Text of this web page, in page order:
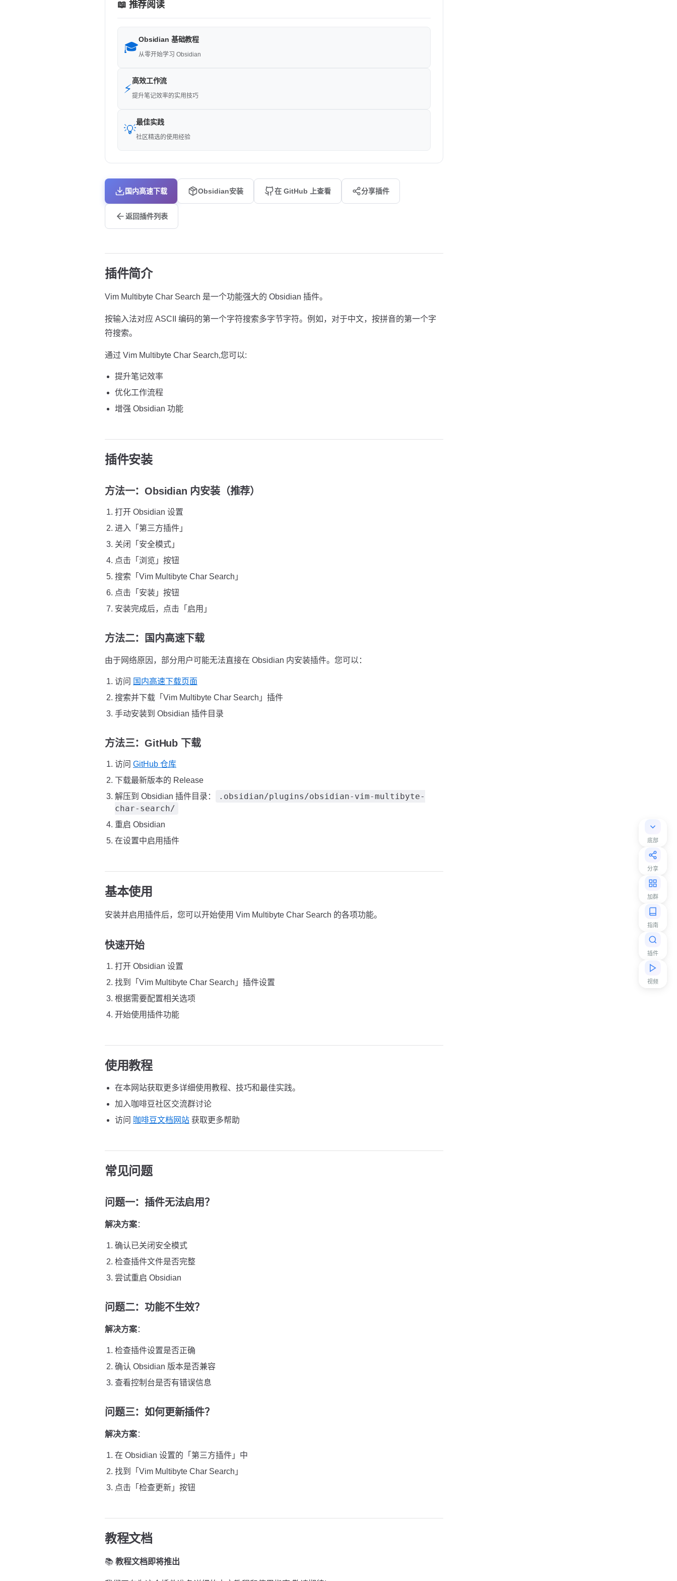
底部
分享
加群
指南
插件
视频
📖 推荐阅读
🎓
Obsidian 基础教程
从零开始学习 Obsidian
⚡
高效工作流
提升笔记效率的实用技巧
💡
最佳实践
社区精选的使用经验
国内高速下载 Obsidian安装 在 GitHub 上查看 分享插件
返回插件列表
插件简介
Vim Multibyte Char Search 是一个功能强大的 Obsidian 插件。
按输入法对应 ASCII 编码的第一个字符搜索多字节字符。例如，对于中文，按拼音的第一个字
符搜索。
通过 Vim Multibyte Char Search,您可以:
提升笔记效率
优化工作流程
增强 Obsidian 功能
插件安装
方法一：Obsidian 内安装（推荐）
打开 Obsidian 设置
进入「第三方插件」
关闭「安全模式」
点击「浏览」按钮
搜索「Vim Multibyte Char Search」
点击「安装」按钮
安装完成后，点击「启用」
方法二：国内高速下载
由于网络原因，部分用户可能无法直接在 Obsidian 内安装插件。您可以：
访问 国内高速下载页面
搜索并下载「Vim Multibyte Char Search」插件
手动安装到 Obsidian 插件目录
方法三：GitHub 下载
访问 GitHub 仓库
下载最新版本的 Release
解压到 Obsidian 插件目录：
.obsidian/plugins/obsidian-vim-multibyte-
char-search/
重启 Obsidian
在设置中启用插件
基本使用
安装并启用插件后，您可以开始使用 Vim Multibyte Char Search 的各项功能。
快速开始
打开 Obsidian 设置
找到「Vim Multibyte Char Search」插件设置
根据需要配置相关选项
开始使用插件功能
使用教程
在本网站获取更多详细使用教程、技巧和最佳实践。
加入咖啡豆社区交流群讨论
访问 咖啡豆文档网站 获取更多帮助
常见问题
问题一：插件无法启用？
解决方案：
确认已关闭安全模式
检查插件文件是否完整
尝试重启 Obsidian
问题二：功能不生效？
解决方案：
检查插件设置是否正确
确认 Obsidian 版本是否兼容
查看控制台是否有错误信息
问题三：如何更新插件？
解决方案：
在 Obsidian 设置的「第三方插件」中
找到「Vim Multibyte Char Search」
点击「检查更新」按钮
教程文档
📚 教程文档即将推出